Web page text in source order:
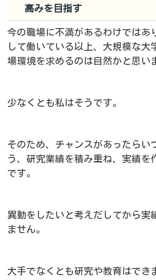
高みを目指す
今の職場に不満があるわけではあ
して働いている以上、大規模な大
場環境を求めるのは自然かと思い
少なくとも私はそうです。
そのため、チャンスがあったらい
う、研究業績を積み重ね、実績を
です。
異動をしたいと考えだしてから実
ません。
大手でなくとも研究や教育はでき